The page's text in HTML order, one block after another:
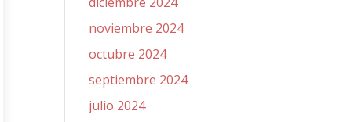
noviembre 2024
octubre 2024
septiembre 2024
julio 2024